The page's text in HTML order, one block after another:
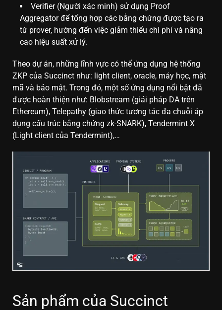
Verifier (Người xác minh) sử dụng Proof
Aggregator để tổng hợp các bằng chứng được tạo ra
từ prover, hướng đến việc giảm thiểu chi phí và nâng
cao hiệu suất xử lý.
Theo dự án, những lĩnh vực có thể ứng dụng hệ thống
ZKP của Succinct như: light client, oracle, máy học, mật
mã và bảo mật. Trong đó, một số ứng dụng nổi bật đã
được hoàn thiện như: Blobstream (giải pháp DA trên
Ethereum), Telepathy (giao thức tương tác đa chuỗi áp
dụng cấu trúc bằng chứng zk-SNARK), Tendermint X
(Light client của Tendermint),…
Sản phẩm của Succinct